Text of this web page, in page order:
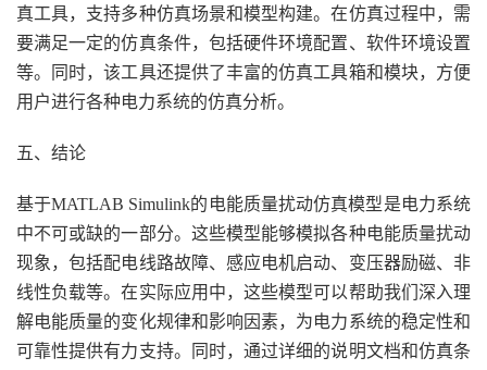
真工具，支持多种仿真场景和模型构建。在仿真过程中，需
要满足一定的仿真条件，包括硬件环境配置、软件环境设置
等。同时，该工具还提供了丰富的仿真工具箱和模块，方便
用户进行各种电力系统的仿真分析。
五、结论
基于MATLAB Simulink的电能质量扰动仿真模型是电力系统
中不可或缺的一部分。这些模型能够模拟各种电能质量扰动
现象，包括配电线路故障、感应电机启动、变压器励磁、非
线性负载等。在实际应用中，这些模型可以帮助我们深入理
解电能质量的变化规律和影响因素，为电力系统的稳定性和
可靠性提供有力支持。同时，通过详细的说明文档和仿真条